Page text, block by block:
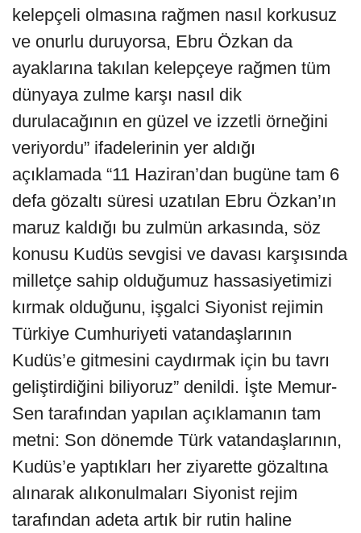
kelepçeli olmasına rağmen nasıl korkusuz
ve onurlu duruyorsa, Ebru Özkan da
ayaklarına takılan kelepçeye rağmen tüm
dünyaya zulme karşı nasıl dik
durulacağının en güzel ve izzetli örneğini
veriyordu” ifadelerinin yer aldığı
açıklamada “11 Haziran’dan bugüne tam 6
defa gözaltı süresi uzatılan Ebru Özkan’ın
maruz kaldığı bu zulmün arkasında, söz
konusu Kudüs sevgisi ve davası karşısında
milletçe sahip olduğumuz hassasiyetimizi
kırmak olduğunu, işgalci Siyonist rejimin
Türkiye Cumhuriyeti vatandaşlarının
Kudüs’e gitmesini caydırmak için bu tavrı
geliştirdiğini biliyoruz” denildi. İşte Memur-
Sen tarafından yapılan açıklamanın tam
metni: Son dönemde Türk vatandaşlarının,
Kudüs’e yaptıkları her ziyarette gözaltına
alınarak alıkonulmaları Siyonist rejim
tarafından adeta artık bir rutin haline